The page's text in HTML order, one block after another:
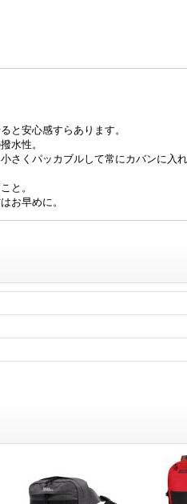
と安心感すらあります。
水性。
さくパッカブルして常にカバンに入
と。
お早めに。